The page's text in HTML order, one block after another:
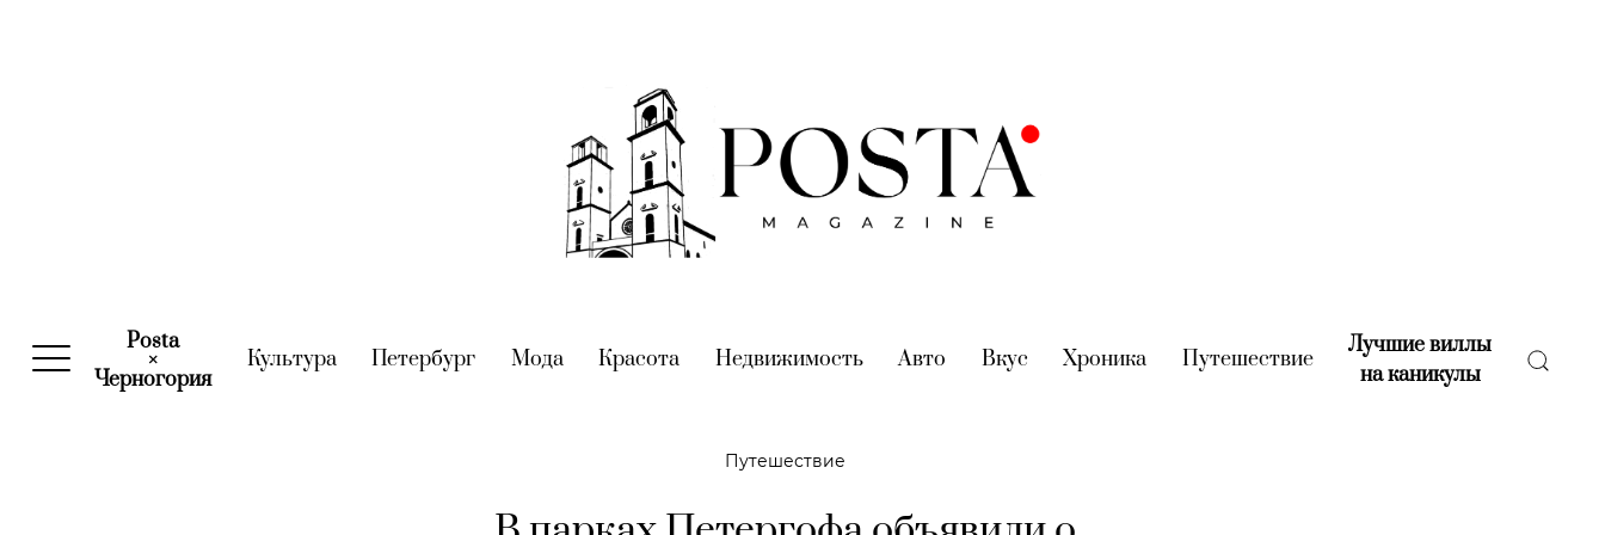
Posta
×
Черногория(current)
Культура(current)
Петербург (current)
Мода(current)
Красота (current)
Недвижимость(current)
Авто (current)
Вкус (current)
Хроника (current)
Путешествие(current)
Лучшие виллы
на каникулы(current)
Путешествие